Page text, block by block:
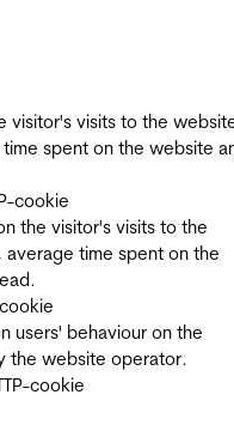
visitor's visits to the
spent on the website
cookie
the visitor's visits to the
time spent on the
users' behaviour on the
the website operator.
cookie